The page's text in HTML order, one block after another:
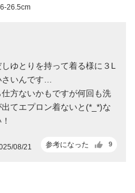
26.5cm
ゆとりを持って着る様に３L
いんです…
方ないかもですが何回も洗
てエプロン着ないと(*_*)な
参考になった 9
08/21